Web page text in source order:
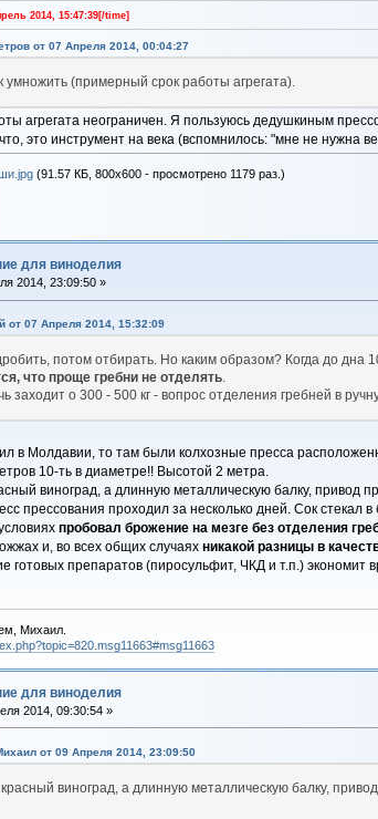
2014, 15:47:39[/time]
от 07 Апреля 2014, 00:04:27
умножить (примерный срок работы агрегата).
агрегата неограничен. Я пользуюсь дедушкиным
это инструмент на века (вспомнилось: "мне не нужна
(91.57 КБ, 800x600 - просмотрено 1179 раз.)
для виноделия
2014, 23:09:50 »
от 07 Апреля 2014, 15:32:09
потом отбирать. Но каким образом? Когда до дна
что проще гребни не отделять.
заходит о 300 - 500 кг - вопрос отделения гребней в
в Молдавии, то там были колхозные пресса
10-ть в диаметре!! Высотой 2 метра.
виноград, а длинную металлическую балку, привод
прессования проходил за несколько дней. Сок стекал
пробовал брожение на мезге без отделения
и, во всех общих случаях никакой разницы в
готовых препаратов (пиросульфит, ЧКД и т.п.) экономит
Михаил.
для виноделия
2014, 09:30:54 »
от 09 Апреля 2014, 23:09:50
виноград, а длинную металлическую балку,